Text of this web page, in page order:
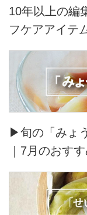
10年以上の編
フケアアイテ
▶旬の「みょ
｜7月のおす